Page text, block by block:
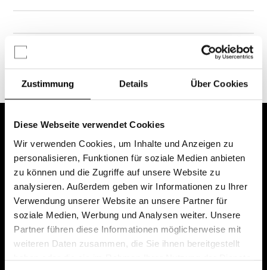
Zustimmung Details Über Cookies
Diese Webseite verwendet Cookies
Wir verwenden Cookies, um Inhalte und Anzeigen zu
personalisieren, Funktionen für soziale Medien anbieten
zu können und die Zugriffe auf unsere Website zu
analysieren. Außerdem geben wir Informationen zu Ihrer
Verwendung unserer Website an unsere Partner für
soziale Medien, Werbung und Analysen weiter. Unsere
Partner führen diese Informationen möglicherweise mit
weiteren Daten zusammen, die Sie ihnen bereitgestellt
Chancen & Risiken
Das erste Depot in Österreich mit 0€ Kontoführung,
0€ Ausgabeaufschlag und 0€ Depotgebühren bei
knapp 2000 Fonds und 0€ Orderspesen.